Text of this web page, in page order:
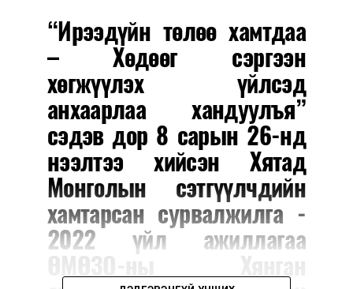
“Ирээдүйн төлөө хамтдаа
– Хөдөөг сэргээн
хөгжүүлэх үйлсэд
анхаарлаа хандуулъя”
сэдэв дор 8 сарын 26-нд
нээлтээ хийсэн Хятад
Монголын сэтгүүлчдийн
хамтарсан сурвалжилга -
2022 үйл ажиллагаа